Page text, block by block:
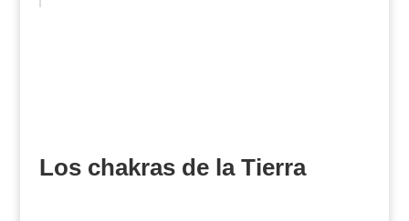
Los chakras de la Tierra